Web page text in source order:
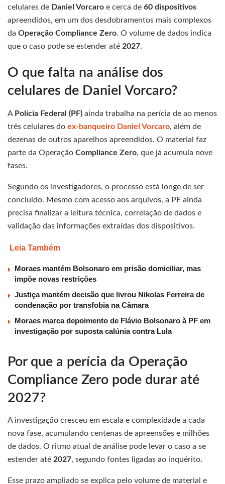
celulares de Daniel Vorcaro e cerca de 60 dispositivos
apreendidos, em um dos desdobramentos mais complexos
da Operação Compliance Zero. O volume de dados indica
que o caso pode se estender até 2027.
O que falta na análise dos
celulares de Daniel Vorcaro?
A Polícia Federal (PF) ainda trabalha na perícia de ao menos
três celulares do ex-banqueiro Daniel Vorcaro, além de
dezenas de outros aparelhos apreendidos. O material faz
parte da Operação Compliance Zero, que já acumula nove
fases.
Segundo os investigadores, o processo está longe de ser
concluído. Mesmo com acesso aos arquivos, a PF ainda
precisa finalizar a leitura técnica, correlação de dados e
validação das informações extraídas dos dispositivos.
Leia Também
Moraes mantém Bolsonaro em prisão domiciliar, mas
impõe novas restrições
Justiça mantém decisão que livrou Nikolas Ferreira de
condenação por transfobia na Câmara
Moraes marca depoimento de Flávio Bolsonaro à PF em
investigação por suposta calúnia contra Lula
Por que a perícia da Operação
Compliance Zero pode durar até
2027?
A investigação cresceu em escala e complexidade a cada
nova fase, acumulando centenas de apreensões e milhões
de dados. O ritmo atual de análise pode levar o caso a se
estender até 2027, segundo fontes ligadas ao inquérito.
Esse prazo ampliado se explica pelo volume de material e